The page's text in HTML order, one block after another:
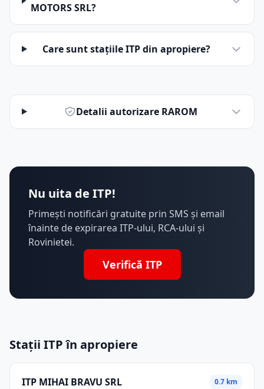
MOTORS SRL?
Care sunt stațiile ITP din apropiere?
Detalii autorizare RAROM
Nu uita de ITP!
Primești notificări gratuite prin SMS și email
înainte de expirarea ITP-ului, RCA-ului și
Rovinietei.
Verifică ITP
Stații ITP în apropiere
ITP MIHAI BRAVU SRL 0.7 km